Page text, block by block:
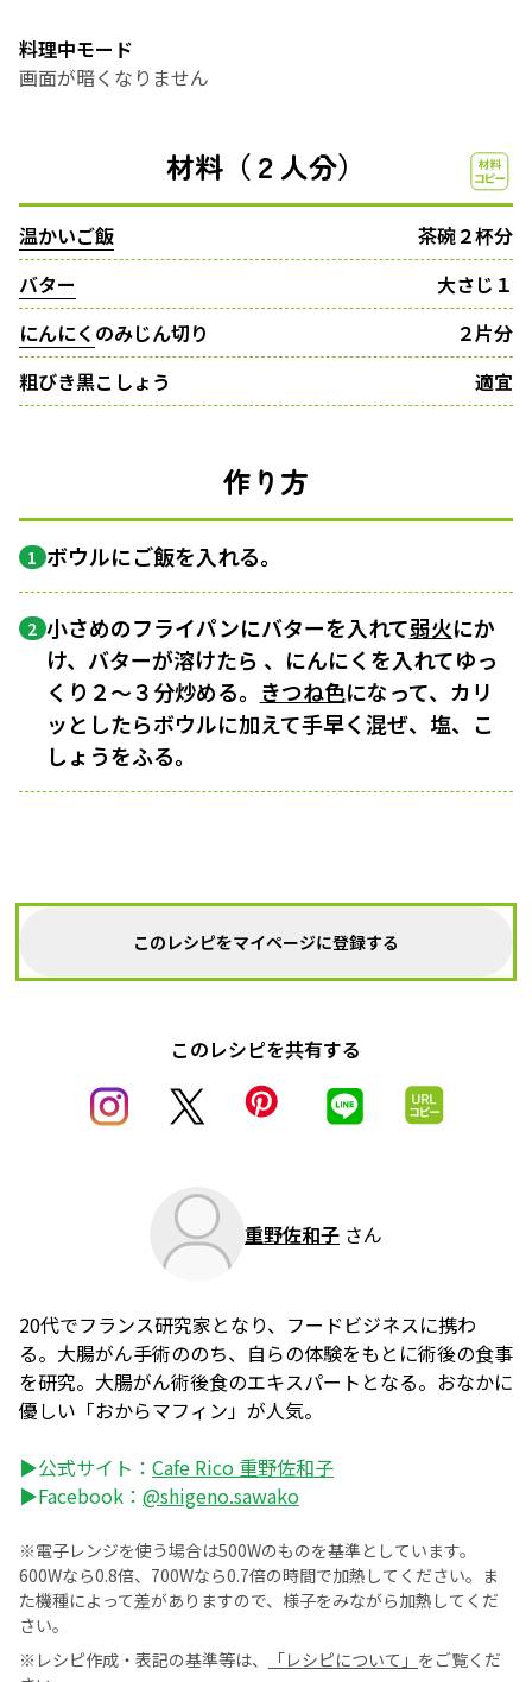
料理中モード
画面が暗くなりません
材料（２人分）
温かいご飯
茶碗２杯分
バター
大さじ１
にんにく のみじん切り
２片分
粗びき黒こしょう
適宜
作り方
1 ボウルにご飯を入れる。
2 小さめのフライパンにバターを入れて弱火にか
け、バターが溶けたら 、にんにくを入れてゆっ
くり２〜３分炒める。 きつね色になって、カリ
ッとしたらボウルに加えて手早く混ぜ、塩、こ
しょうをふる。
このレシピをマイページに登録する
このレシピを共有する
重野佐和子 さん
20代でフランス研究家となり、フードビジネスに携わ
る。大腸がん手術ののち、自らの体験をもとに術後の食事
を研究。大腸がん術後食のエキスパートとなる。おなかに
優しい「おからマフィン」が人気。
▶公式サイト： Cafe Rico 重野佐和子
▶Facebook： @shigeno.sawako
※電子レンジを使う場合は500Wのものを基準としています。
600Wなら0.8倍、700Wなら0.7倍の時間で加熱してください。ま
た機種によって差がありますので、様子をみながら加熱してくだ
さい。
※レシピ作成・表記の基準等は、
「レシピについて」 をご覧くだ